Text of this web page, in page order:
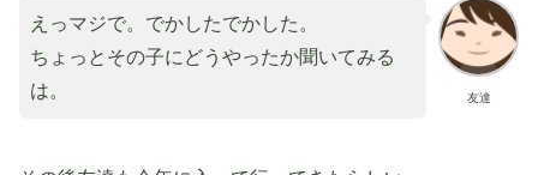
友達
えっマジで。でかしたでかした。
ちょっとその子にどうやったか聞いてみる
は。